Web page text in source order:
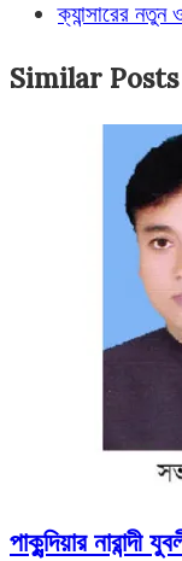
ক্যান্সারের
Similar Posts
পাকুন্দিয়ার